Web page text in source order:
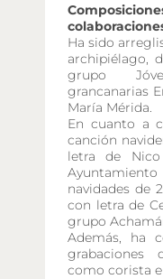
Ha sido
archipiélago,
grupo
grancanarias
María Mérida.
En cuanto a
canción
letra de
navidades de
con letra de
grupo
Además, ha
grabaciones
como corista